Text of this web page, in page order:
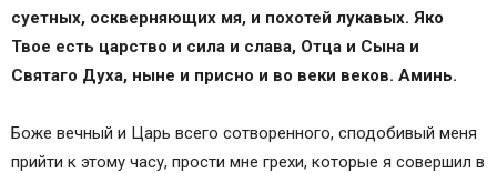
суетных, оскверняющих мя, и похотей лукавых. Яко
Твое есть царство и сила и слава, Отца и Сына и
Святаго Духа, ныне и присно и во веки веков. Аминь.
Боже вечный и Царь всего сотворенного, сподобивый меня
прийти к этому часу, прости мне грехи, которые я совершил в